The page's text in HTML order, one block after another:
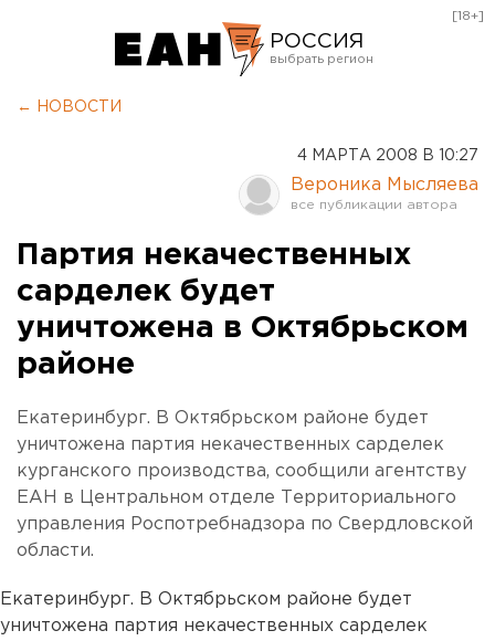
РОССИЯ
Оренбург
[18+]
← НОВОСТИ
4 МАРТА 2008 В 10:27
Вероника Мысляева
Партия некачественных
сарделек будет
уничтожена в Октябрьском
районе
Екатеринбург. В Октябрьском районе будет
уничтожена партия некачественных сарделек
курганского производства, сообщили агентству
ЕАН в Центральном отделе Территориального
управления Роспотребнадзора по Свердловской
области.
Екатеринбург. В Октябрьском районе будет
уничтожена партия некачественных сарделек